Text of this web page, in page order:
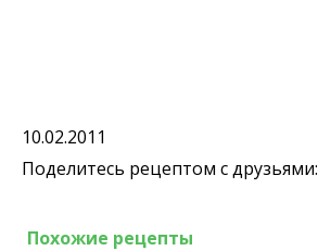
10.02.2011
Поделитесь рецептом с друзьями:
Похожие рецепты